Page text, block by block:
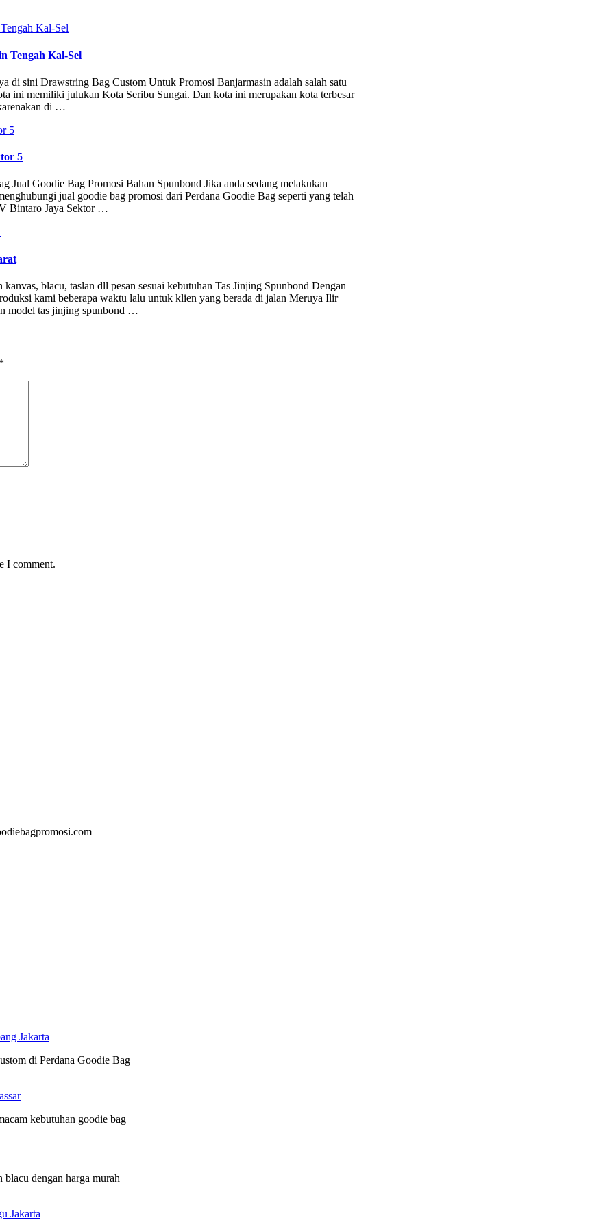
Tengah Kal-Sel
di sini Drawstring Bag Custom Untuk Promosi Banjarmasin adalah salah satu
ini memiliki julukan Kota Seribu Sungai. Dan kota ini merupakan kota terbesar
di …
5
Jual Goodie Bag Promosi Bahan Spunbond Jika anda sedang melakukan
jual goodie bag promosi dari Perdana Goodie Bag seperti yang telah
Bintaro Jaya Sektor …
blacu, taslan dll pesan sesuai kebutuhan Tas Jinjing Spunbond Dengan
kami beberapa waktu lalu untuk klien yang berada di jalan Meruya Ilir
model tas jinjing spunbond …
I comment.
Jakarta
di Perdana Goodie Bag
kebutuhan goodie bag
blacu dengan harga murah
Jakarta